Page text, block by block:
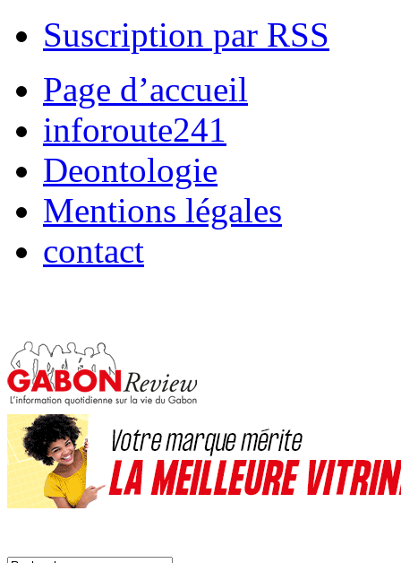
Suscription par RSS
Page d’accueil
inforoute241
Deontologie
Mentions légales
contact